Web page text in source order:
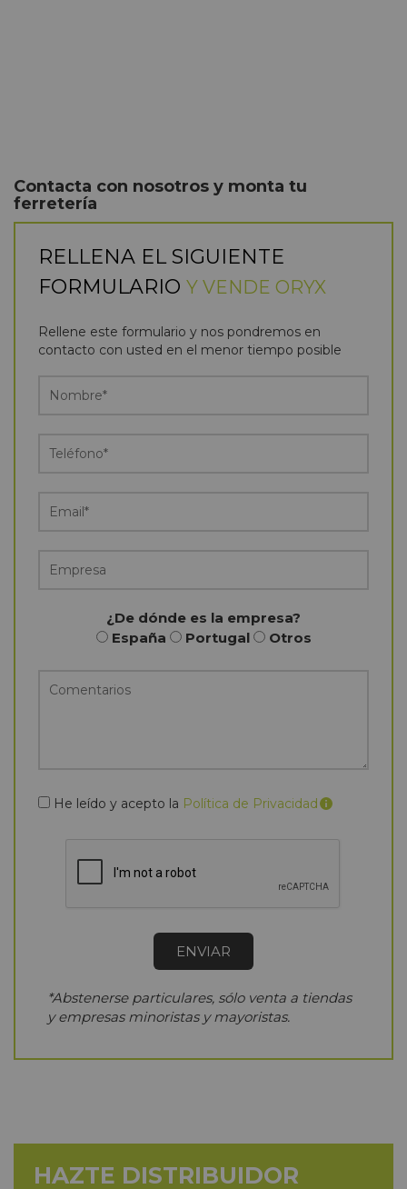
Contacta con nosotros y monta tu
ferretería
RELLENA EL SIGUIENTE
FORMULARIO Y VENDE ORYX
Rellene este formulario y nos pondremos en
contacto con usted en el menor tiempo posible
¿De dónde es la empresa?
España
Portugal Otros
He leído y acepto la Política de Privacidad
*Abstenerse particulares, sólo venta a tiendas
y empresas minoristas y mayoristas.
HAZTE DISTRIBUIDOR